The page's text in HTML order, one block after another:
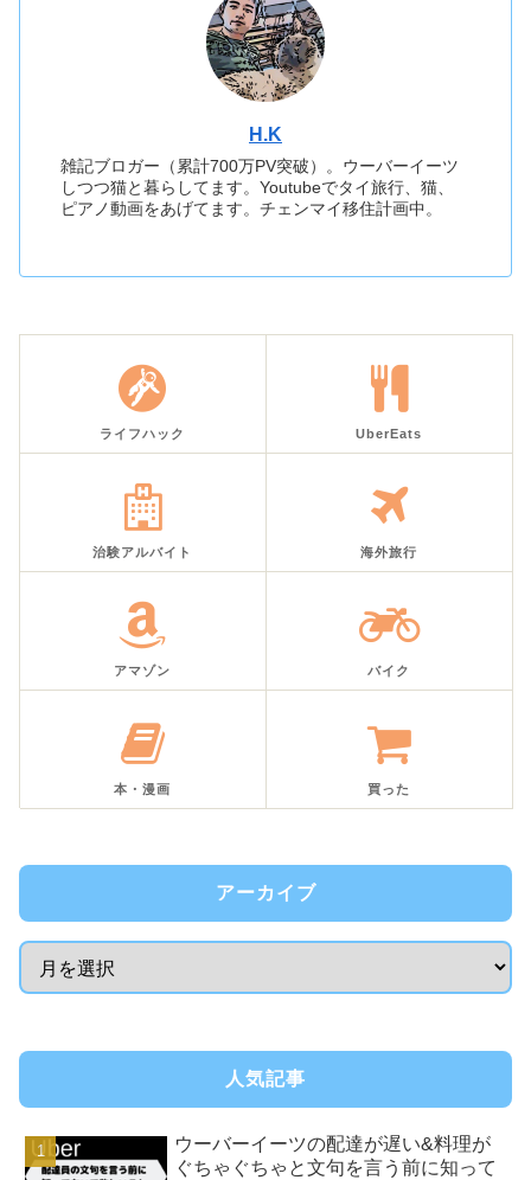
H.K
雑記ブロガー（累計700万PV突破）。ウーバーイーツ
しつつ猫と暮らしてます。Youtubeでタイ旅行、猫、
ピアノ動画をあげてます。チェンマイ移住計画中。
ライフハック UberEats
治験アルバイト 海外旅行
アマゾン バイク
本・漫画 買った
アーカイブ
人気記事
ウーバーイーツの配達が遅い&料理が
ぐちゃぐちゃと文句を言う前に知って